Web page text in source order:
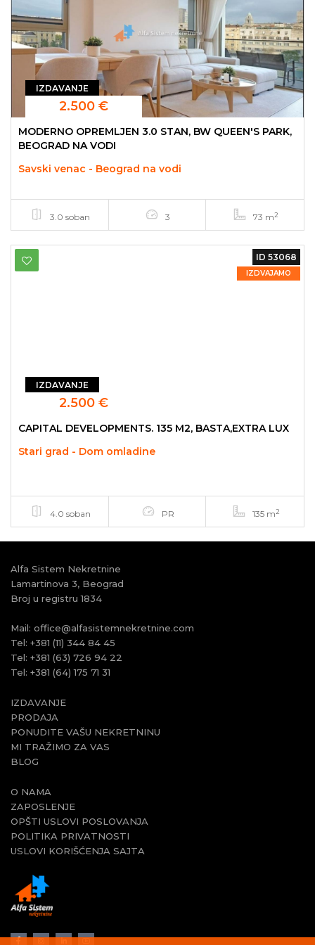
IZDAVANJE
2.500 €
MODERNO OPREMLJEN 3.0 STAN, BW QUEEN'S PARK,
BEOGRAD NA VODI
Savski venac - Beograd na vodi
3.0 soban 3 73 m2
IZDAVANJE
2.500 €
ID 53068
IZDVAJAMO
CAPITAL DEVELOPMENTS. 135 M2, BASTA,EXTRA LUX
Stari grad - Dom omladine
4.0 soban PR 135 m2
Alfa Sistem Nekretnine
Lamartinova 3, Beograd
Broj u registru 1834
Mail: office@alfasistemnekretnine.com
Tel: +381 (11) 344 84 45
Tel: +381 (63) 726 94 22
Tel: +381 (64) 175 71 31
IZDAVANJE
PRODAJA
PONUDITE VAŠU NEKRETNINU
MI TRAŽIMO ZA VAS
BLOG
O NAMA
ZAPOSLENJE
OPŠTI USLOVI POSLOVANJA
POLITIKA PRIVATNOSTI
USLOVI KORIŠĆENJA SAJTA